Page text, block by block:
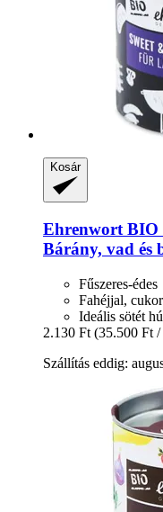
Kosár
Ehrenwort BIO
Bárány, vad és
Fűszeres-édes
Fahéjjal,
Ideális sötét
2.130 Ft (35.500 Ft
Szállítás eddig: